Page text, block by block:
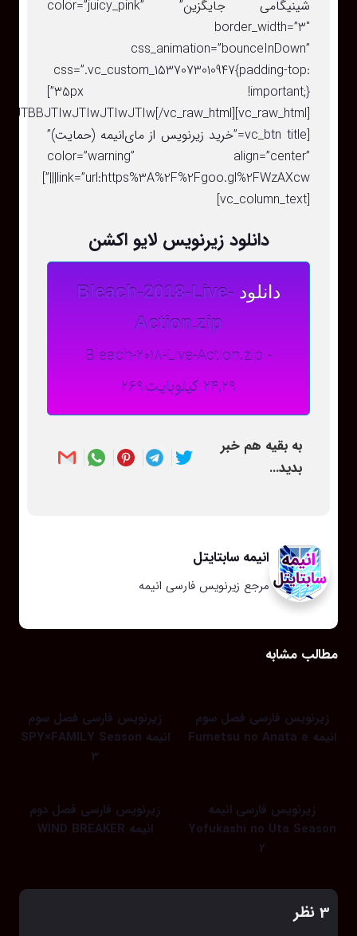
شینیگامی جایگزین” color=”juicy_pink”
border_width=”3″
css_animation=”bounceInDown”
css=”.vc_custom_1537073010947{padding-top:
35px !important;}”]
vc_raw_html]
[vc_btn title=”خرید زیرنویس از مای‌انیمه (حمایت)”
color=”warning” align=”center”
link=”url:https%3A%2F%2Fgoo.gl%2FWzAXcw|||”]
[vc_column_text]
دانلود زیرنویس لایو اکشن
دانلود Bleach-2018-Live-
Action.zip
Bleach-2018-Live-Action.zip -
24,29 کیلوبایت269
به بقیه هم خبر
بدید...
انیمه سابتایتل
مرجع زیرنویس فارسی انیمه
مطالب مشابه
زیرنویس فارسی فصل سوم
انیمه Fumetsu no Anata e
زیرنویس فارسی فصل سوم
انیمه SPY×FAMILY Season
3
زیرنویس فارسی انیمه
Yofukashi no Uta Season
2
زیرنویس فارسی فصل دوم
انیمه WIND BREAKER
‫3 نظر